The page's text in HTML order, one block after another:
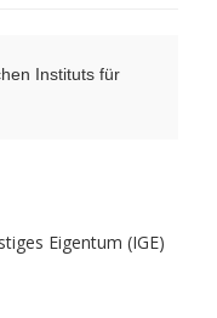
Instituts für
Eigentum (IGE)